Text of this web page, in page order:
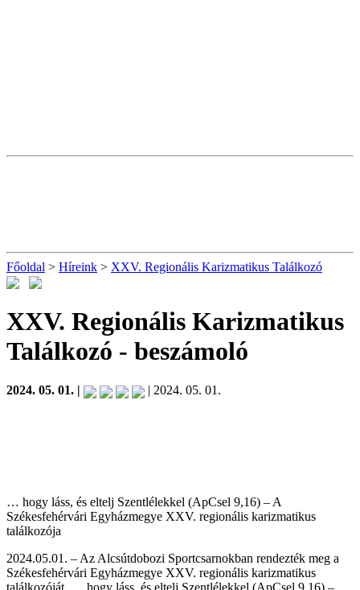
Főoldal > Híreink > XXV. Regionális Karizmatikus Találkozó
XXV. Regionális Karizmatikus
Találkozó - beszámoló
2024. 05. 01. | | 2024. 05. 01.
… hogy láss, és eltelj Szentlélekkel (ApCsel 9,16) – A
Székesfehérvári Egyházmegye XXV. regionális karizmatikus
találkozója
2024.05.01. – Az Alcsútdobozi Sportcsarnokban rendezték meg a
Székesfehérvári Egyházmegye XXV. regionális karizmatikus
találkozóját, … hogy láss, és eltelj Szentlélekkel (ApCsel 9,16) –